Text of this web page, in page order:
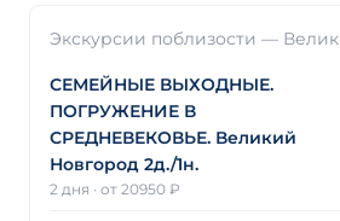
Экскурсии поблизости —
СЕМЕЙНЫЕ ВЫХОДНЫЕ.
ПОГРУЖЕНИЕ В
СРЕДНЕВЕКОВЬЕ. Великий
Новгород 2д./1н.
2 дня · от 20950 ₽